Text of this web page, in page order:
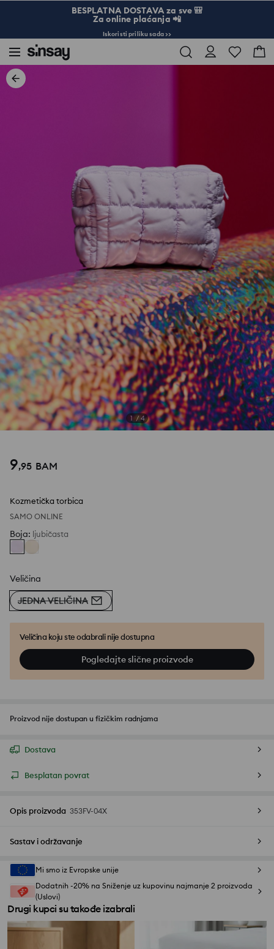
BESPLATNA DOSTAVA za sve 🎒
Za online plaćanja 📲
Iskoristi priliku sada >>
1 /4
9,95 BAM
Kozmetička torbica
SAMO ONLINE
Boja: ljubičasta
Veličina
JEDNA VELIČINA
Veličina koju ste odabrali nije dostupna
Pogledajte slične proizvode
Proizvod nije dostupan u fizičkim radnjama
Dostava
Besplatan povrat
Opis proizvoda 353FV-04X
Sastav i održavanje
Mi smo iz Evropske unije
Dodatnih -20% na Sniženje uz kupovinu najmanje 2 proizvoda
(Uslovi)
Drugi kupci su takođe izabrali